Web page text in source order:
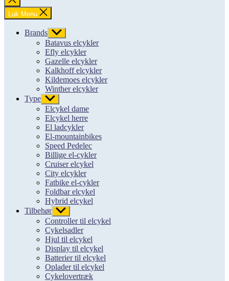
søgning
Luk Menu
Brands Vis
undermenu
Batavus elcykler
Efly elcykler
Gazelle elcykler
Kalkhoff elcykler
Kildemoes elcykler
Winther elcykler
Type Vis
undermenu
Elcykel dame
Elcykel herre
El ladcykler
El-mountainbikes
Speed Pedelec
Billige el-cykler
Cruiser elcykel
City elcykler
Fatbike el-cykler
Foldbar elcykel
Hybrid elcykel
Tilbehør Vis
undermenu
Controller til elcykel
Cykelsadler
Hjul til elcykel
Display til elcykel
Batterier til elcykel
Oplader til elcykel
Cykelovertræk